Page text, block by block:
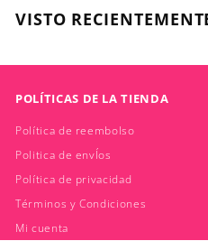
4
VISTO
POLÍTICAS DE LA TIENDA
Política de reembolso
Politica de envÍos
Política de privacidad
Términos y Condiciones
Mi cuenta